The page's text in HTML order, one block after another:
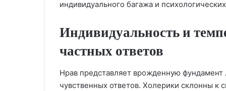
индивидуального багажа и
Индивидуальность и
частных ответов
Нрав представляет врожденную
чувственных ответов. Холерики склонны к